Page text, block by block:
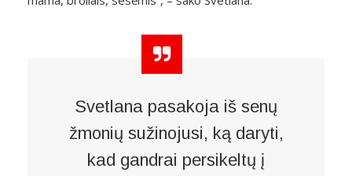
Svetlana pasakoja iš senų
žmonių sužinojusi, ką daryti,
kad gandrai persikeltų į